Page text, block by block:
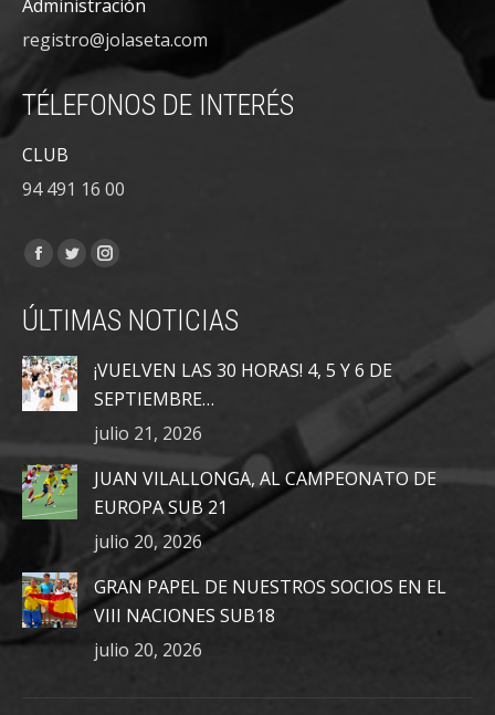
Administración
registro@jolaseta.com
TÉLEFONOS DE INTERÉS
CLUB
94 491 16 00
Encuéntranos en:
Facebook
opens
in
new
window
Twitter
opens
in
new
window
Instagram
opens
new
window
ÚLTIMAS NOTICIAS
¡VUELVEN LAS 30 HORAS! 4, 5 Y 6 DE
SEPTIEMBRE…
julio 21, 2026
JUAN VILALLONGA, AL CAMPEONATO DE
EUROPA SUB 21
julio 20, 2026
GRAN PAPEL DE NUESTROS SOCIOS EN EL
VIII NACIONES SUB18
julio 20, 2026